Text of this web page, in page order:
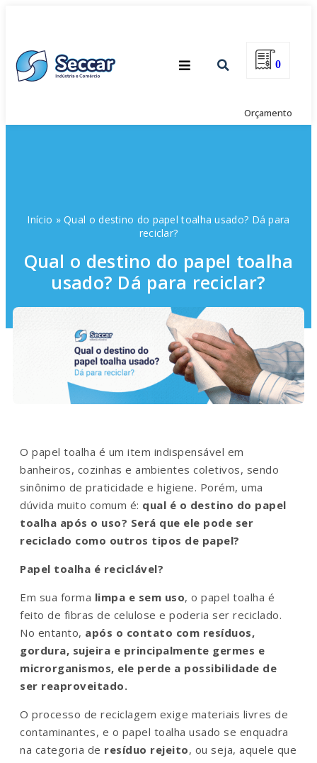
0
Orçamento
Início »Qual o destino do papel toalha usado? Dá para
reciclar?
Qual o destino do papel toalha
usado? Dá para reciclar?
O papel toalha é um item indispensável em
banheiros, cozinhas e ambientes coletivos, sendo
sinônimo de praticidade e higiene. Porém, uma
dúvida muito comum é: qual é o destino do papel
toalha após o uso? Será que ele pode ser
reciclado como outros tipos de papel?
Papel toalha é reciclável?
Em sua forma limpa e sem uso, o papel toalha é
feito de fibras de celulose e poderia ser reciclado.
No entanto, após o contato com resíduos,
gordura, sujeira e principalmente germes e
microrganismos, ele perde a possibilidade de
ser reaproveitado.
O processo de reciclagem exige materiais livres de
contaminantes, e o papel toalha usado se enquadra
na categoria de resíduo rejeito, ou seja, aquele que